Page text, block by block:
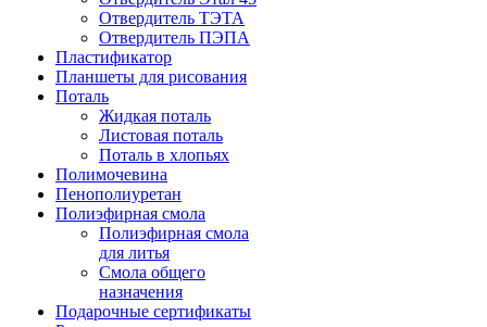
Отвердитель ТЭТА
Отвердитель ПЭПА
Пластификатор
Планшеты для рисования
Поталь
Жидкая поталь
Листовая поталь
Поталь в хлопьях
Полимочевина
Пенополиуретан
Полиэфирная смола
Полиэфирная смола
для литья
Смола общего
назначения
Подарочные сертификаты